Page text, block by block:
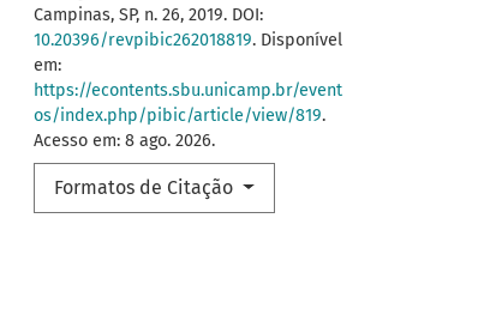
Campinas, SP, n. 26, 2019. DOI:
10.20396/revpibic262018819. Disponível
em:
https://econtents.sbu.unicamp.br/event
os/index.php/pibic/article/view/819.
Acesso em: 8 ago. 2026.
Formatos de Citação